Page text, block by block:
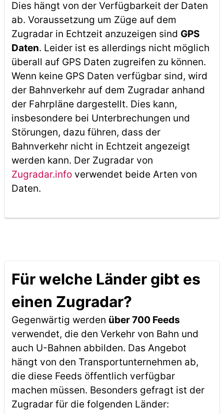
Dies hängt von der Verfügbarkeit der Daten
ab. Voraussetzung um Züge auf dem
Zugradar in Echtzeit anzuzeigen sind GPS
Daten. Leider ist es allerdings nicht möglich
überall auf GPS Daten zugreifen zu können.
Wenn keine GPS Daten verfügbar sind, wird
der Bahnverkehr auf dem Zugradar anhand
der Fahrpläne dargestellt. Dies kann,
insbesondere bei Unterbrechungen und
Störungen, dazu führen, dass der
Bahnverkehr nicht in Echtzeit angezeigt
werden kann. Der Zugradar von
Zugradar.infoverwendet beide Arten von
Daten.
Für welche Länder gibt es
einen Zugradar?
Gegenwärtig werden über 700 Feeds
verwendet, die den Verkehr von Bahn und
auch U-Bahnen abbilden. Das Angebot
hängt von den Transportunternehmen ab,
die diese Feeds öffentlich verfügbar
machen müssen. Besonders gefragt ist der
Zugradar für die folgenden Länder: